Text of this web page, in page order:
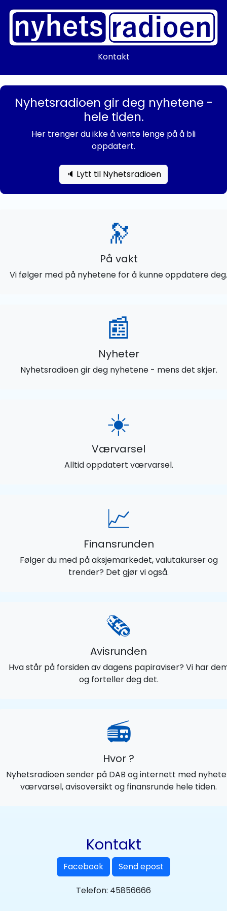
Kontakt
Nyhetsradioen gir deg nyhetene -
hele tiden.
Her trenger du ikke å vente lenge på å bli
oppdatert.
🔈 Lytt til Nyhetsradioen
🔭
På vakt
Vi følger med på nyhetene for å kunne oppdatere deg.
📰
Nyheter
Nyhetsradioen gir deg nyhetene - mens det skjer.
☀️
Værvarsel
Alltid oppdatert værvarsel.
📈
Finansrunden
Følger du med på aksjemarkedet, valutakurser og
trender? Det gjør vi også.
🗞️
Avisrunden
Hva står på forsiden av dagens papiraviser? Vi har
og forteller deg det.
📻
Hvor ?
Nyhetsradioen sender på DAB og internett med
værvarsel, avisoversikt og finansrunde hele tiden.
Kontakt
Facebook Send epost
Telefon: 45856666